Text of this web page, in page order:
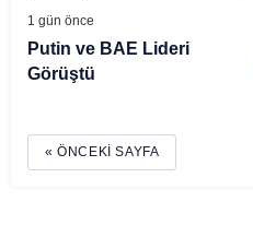
1 gün önce
Putin ve BAE Lideri
Görüştü
« ÖNCEKI SAYFA